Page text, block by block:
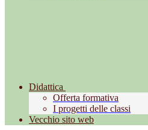
Didattica
Offerta formativa
I progetti delle classi
Vecchio sito web